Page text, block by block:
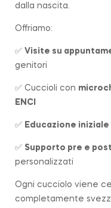
dalla nascita.
Offriamo:
✅ Visite su
genitori
✅ Cuccioli con
ENCI
✅ Educazione iniziale
✅ Supporto pre e
personalizzati
Ogni cucciolo viene
completamente